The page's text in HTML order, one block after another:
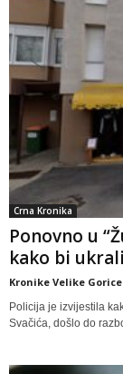
Crna Kronika
Ponovno u
kako bi
Kronike Velike Gorice
Policija je izvijestila
Svačića, došlo do